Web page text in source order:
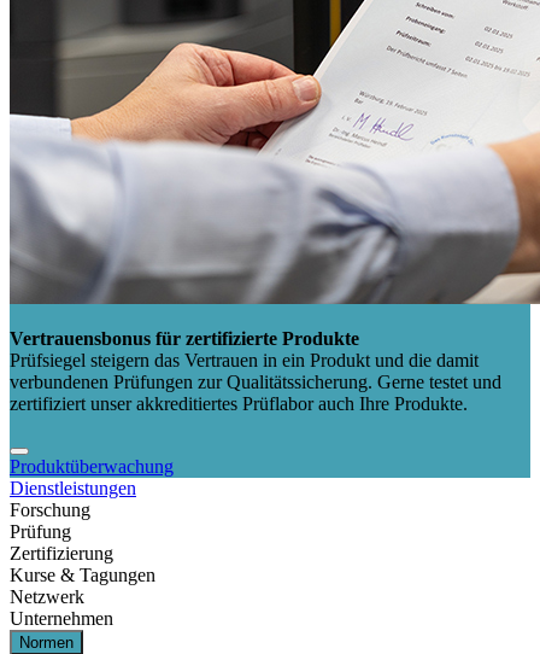
Vertrauensbonus für zertifizierte Produkte
Prüfsiegel steigern das Vertrauen in ein Produkt und die damit
verbundenen Prüfungen zur Qualitätssicherung. Gerne testet und
zertifiziert unser akkreditiertes Prüflabor auch Ihre Produkte.
Produktüberwachung
Dienstleistungen
Forschung
Prüfung
Zertifizierung
Kurse & Tagungen
Netzwerk
Unternehmen
Normen